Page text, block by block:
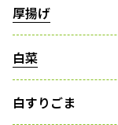
厚揚げ
白菜
白すりごま